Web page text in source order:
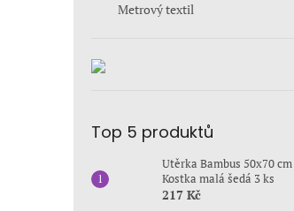
Metrový textil
Top 5 produktů
Utěrka Bambus 50x70 cm
Kostka malá šedá 3 ks
217 Kč